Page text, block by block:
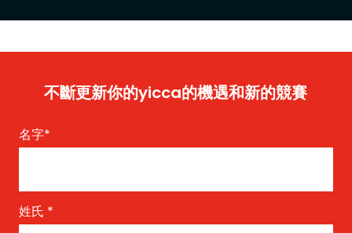
不斷更新你的yicca的機遇和新的競賽
名字*
姓氏 *